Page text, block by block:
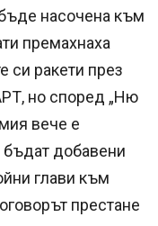
насочена към
премахнаха
си ракети през
но според „Ню
вече е
бъдат добавени
глави към
престане